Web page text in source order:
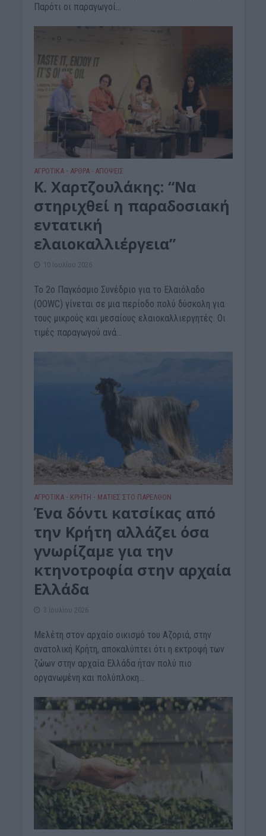
Παρότι οι παραγωγοί...
ΑΓΡΟΤΙΚΑ • ΑΡΘΡΑ - ΑΠΟΨΕΙΣ
Κ. Χαρτζουλάκης: “Να
στηριχθεί η παραδοσιακή
εντατική
ελαιοκαλλιέργεια”
10 Ιουλίου 2026
Το 2ο Παγκόσμιο Συνέδριο για το Ελαιόλαδο
(OOWC) γίνεται σε μια περίοδο πολύ δύσκολη για
τους μικρούς και μεσαίους ελαιοκαλλιεργητές. Οι
τιμές παραγωγού ανά...
ΑΓΡΟΤΙΚΑ • ΚΡΗΤΗ • ΜΑΤΙΕΣ ΣΤΟ ΠΑΡΕΛΘΟΝ
Ένα δόντι κατσίκας από
την Κρήτη αλλάζει όσα
γνωρίζαμε για την
κτηνοτροφία στην αρχαία
Ελλάδα
3 Ιουλίου 2026
Μελέτη στον αρχαίο οικισμό του Αζοριά, στην
ανατολική Κρήτη, αποκαλύπτει ότι η εκτροφή των
ζώων στην αρχαία Ελλάδα ήταν πολύ πιο
οργανωμένη και πολύπλοκη...